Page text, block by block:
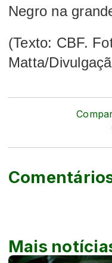
Negro na
(Texto: CBF.
Matta/
Mais